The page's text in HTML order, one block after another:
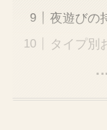
夜遊びの
タイプ別